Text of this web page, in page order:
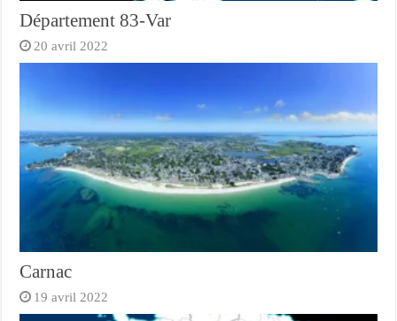
Département 83-Var
20 avril 2022
Carnac
19 avril 2022